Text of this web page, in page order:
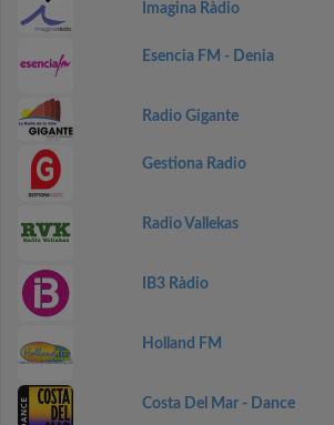
Imagina Ràdio
Esencia FM - Denia
Radio Gigante
Gestiona Radio
Radio Vallekas
IB3 Ràdio
Holland FM
Costa Del Mar - Dance